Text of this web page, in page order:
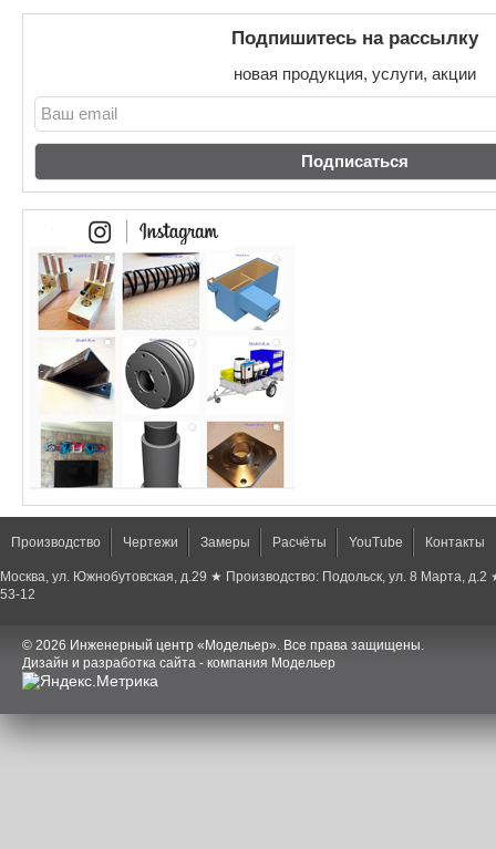
Подпишитесь на рассылку
новая продукция, услуги, акции
Производство Чертежи Замеры Расчёты YouTube Контакты
Москва, ул. Южнобутовская, д.29 ★ Производство: Подольск, ул. 8 Марта,
53-12
© 2026 Инженерный центр «Модельер». Все права защищены.
Дизайн и разработка сайта - компания Модельер